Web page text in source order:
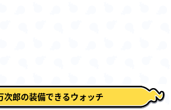
次郎の装備できるウォッチ